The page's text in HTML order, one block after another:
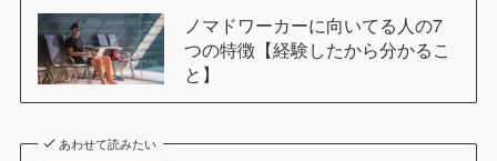
ノマドワーカーに向いてる人の7
つの特徴【経験したから分かるこ
と】
あわせて読みたい